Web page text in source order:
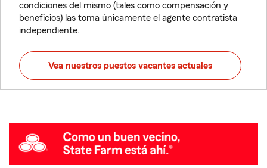
condiciones del mismo (tales como compensación y
beneficios) las toma únicamente el agente contratista
independiente.
Vea nuestros puestos vacantes actuales